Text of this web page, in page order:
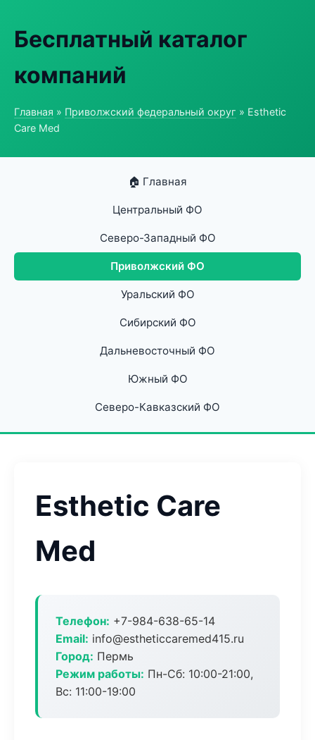
Бесплатный каталог
компаний
Главная » Приволжский федеральный округ » Esthetic
Care Med
🏠 Главная
Центральный ФО
Северо-Западный ФО
Приволжский ФО
Уральский ФО
Сибирский ФО
Дальневосточный ФО
Южный ФО
Северо-Кавказский ФО
Esthetic Care
Med
Телефон: +7-984-638-65-14
Email: info@estheticcaremed415.ru
Город: Пермь
Режим работы: Пн-Сб: 10:00-21:00,
Вс: 11:00-19:00